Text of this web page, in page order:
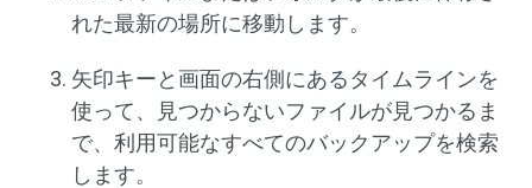
れた最新の場所に移動します。
矢印キーと画面の右側にあるタイムラインを
使って、見つからないファイルが見つかるま
で、利用可能なすべてのバックアップを検索
します。